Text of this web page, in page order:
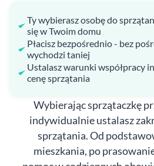
Ty wybierasz osobę do
się w Twoim domu
Płacisz bezpośrednio - bez
wychodzi taniej
Ustalasz warunki współpracy
cenę sprzątania
Wybierając sprzątaczkę
indywidualnie ustalasz
sprzątania. Od
mieszkania, po